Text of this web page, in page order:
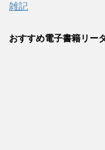
雑記
おすすめ電子書籍リー